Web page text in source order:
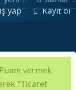
yap Kayıt ol
vermek
"Ticaret